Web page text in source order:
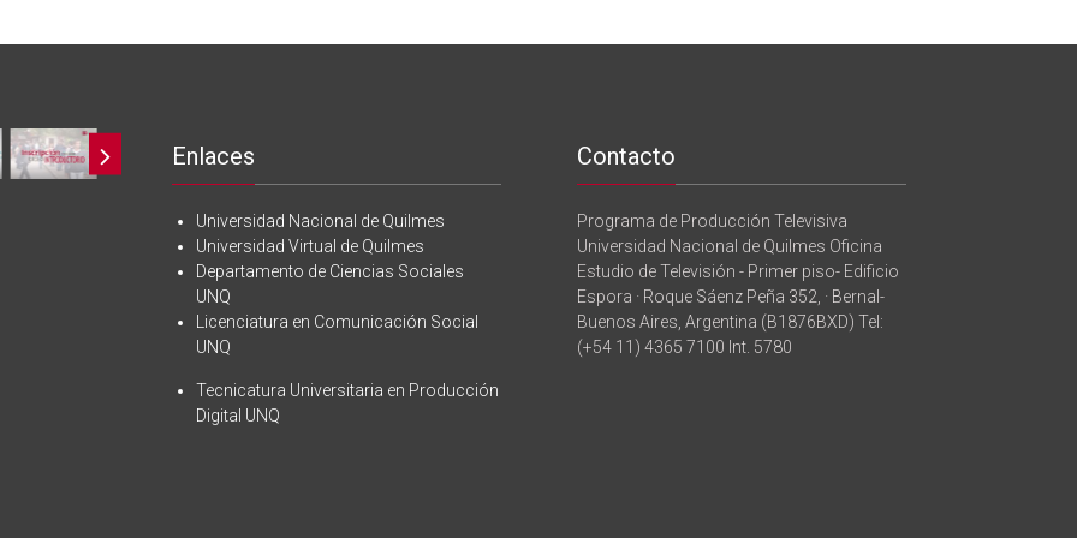
Enlaces
Universidad Nacional de Quilmes
Universidad Virtual de Quilmes
Departamento de Ciencias Sociales
UNQ
Licenciatura en Comunicación Social
UNQ
Tecnicatura Universitaria en Producción
Digital UNQ
Contacto
Programa de Producción Televisiva
Universidad Nacional de Quilmes Oficina
Estudio de Televisión - Primer piso- Edificio
Espora · Roque Sáenz Peña 352, · Bernal-
Buenos Aires, Argentina (B1876BXD) Tel:
(+54 11) 4365 7100 Int. 5780